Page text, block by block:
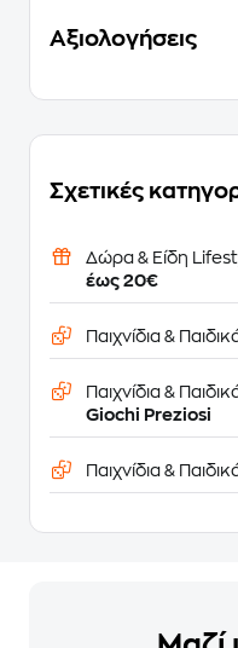
Αξιολογήσεις
Σχετικές
Δώρα & Είδη
έως 20€
Παιχνίδια &
Παιχνίδια &
Giochi Preziosi
Παιχνίδια &